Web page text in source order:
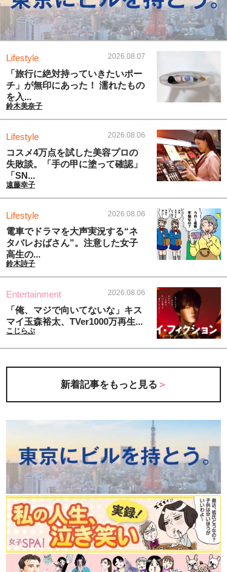
Lifestyle 2026.08.07
「旅行に絶対持っていきたいポー
チ」が無印にあった！ 濡れたもの
を入...
鈴木美奈子
Lifestyle 2026.08.06
コスメ4万点を試した美容プロの
失敗談。「手の甲に塗って確認」
「SN...
遠藤幸子
Lifestyle 2026.08.06
電車でドラマを大声実況する“ネ
タバレおばさん”。注意した女子
高生の...
鈴木詩子
Entertainment 2026.08.06
「俺、マジで向いてないな」キス
マイ玉森裕太、TVer1000万再生...
こじらぶ
新着記事をもっと見る